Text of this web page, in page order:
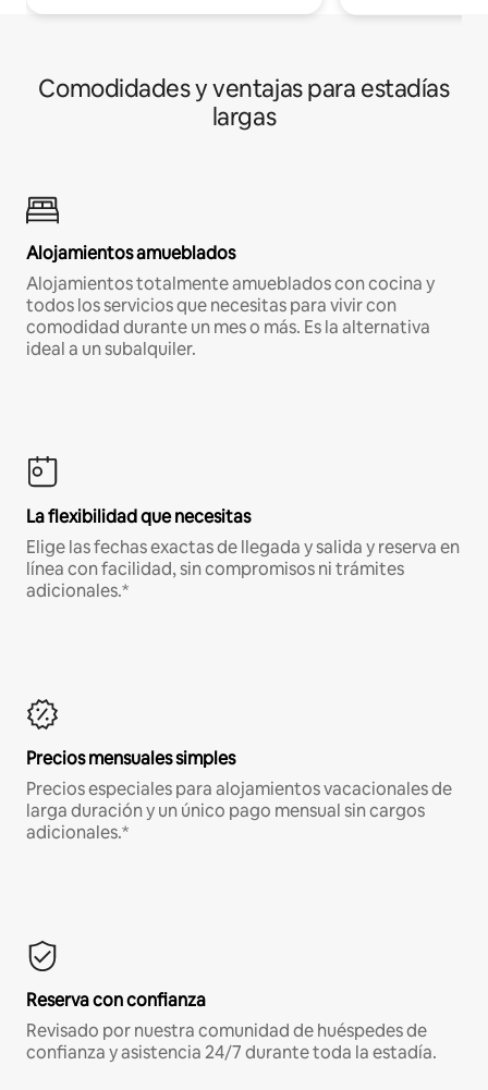
Comodidades y ventajas para estadías
largas
Alojamientos amueblados
Alojamientos totalmente amueblados con cocina y
todos los servicios que necesitas para vivir con
comodidad durante un mes o más. Es la alternativa
ideal a un subalquiler.
La flexibilidad que necesitas
Elige las fechas exactas de llegada y salida y reserva en
línea con facilidad, sin compromisos ni trámites
adicionales.*
Precios mensuales simples
Precios especiales para alojamientos vacacionales de
larga duración y un único pago mensual sin cargos
adicionales.*
Reserva con confianza
Revisado por nuestra comunidad de huéspedes de
confianza y asistencia 24/7 durante toda la estadía.